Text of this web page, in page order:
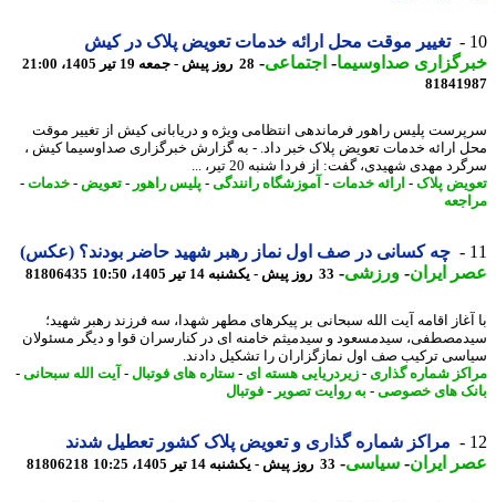
تغییر موقت محل ارائه خدمات تعویض پلاک در کیش
صداوسیما-اجتماعی-28 روز پیش - جمعه 19 تیر 1405، 21:00
پلیس راهور فرماندهی انتظامی ویژه و دریابانی کیش از تغییر موقت
ارائه خدمات تعویض پلاک خبر داد. - به گزارش خبرگزاری صداوسیما کیش ،
مهدی شهیدی، گفت: از فردا شنبه 20 تیر، ...
پلاک -ارائه خدمات-آموزشگاه رانندگی-پلیس راهور -تعویض-خدمات-
چه کسانی در صف اول نماز رهبر شهید حاضر بودند؟ (عکس)
ایران- ورزشی-33 روز پیش - یکشنبه 14 تیر 1405، 10:50 81806435
اقامه آیت الله سبحانی بر پیکرهای مطهر شهدا، سه فرزند رهبر شهید؛
سیدمسعود و سیدمیثم خامنه ای در کنارسران قوا و دیگر مسئولان
ترکیب صف اول نمازگزاران را تشکیل دادند.
شماره گذاری- زیردریایی هسته ای- ستاره های فوتبال-آیت الله سبحانی-
های خصوصی-به روایت تصویر-فوتبال
مراکز شماره گذاری و تعویض پلاک کشور تعطیل شدند
ایران- سیاسی-33 روز پیش - یکشنبه 14 تیر 1405، 10:25 81806218